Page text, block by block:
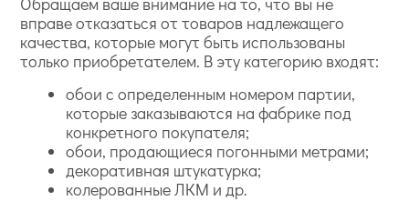
вправе отказаться от товаров надлежащего
качества, которые могут быть использованы
только приобретателем. В эту категорию входят:
обои с определенным номером партии,
которые заказываются на фабрике под
конкретного покупателя;
обои, продающиеся погонными метрами;
декоративная штукатурка;
колерованные ЛКМ и др.